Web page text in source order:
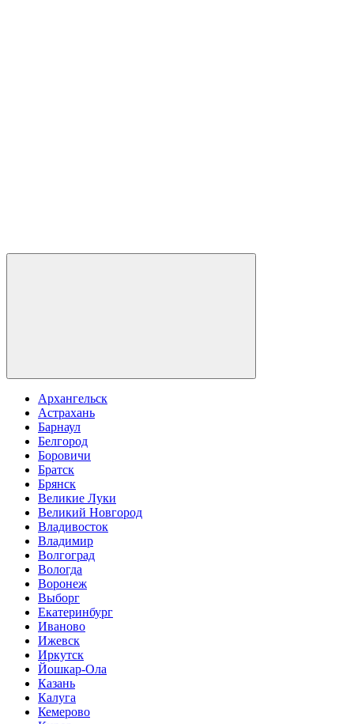
Архангельск
Астрахань
Барнаул
Белгород
Боровичи
Братск
Брянск
Великие Луки
Великий Новгород
Владивосток
Владимир
Волгоград
Вологда
Воронеж
Выборг
Екатеринбург
Иваново
Ижевск
Иркутск
Йошкар-Ола
Казань
Калуга
Кемерово